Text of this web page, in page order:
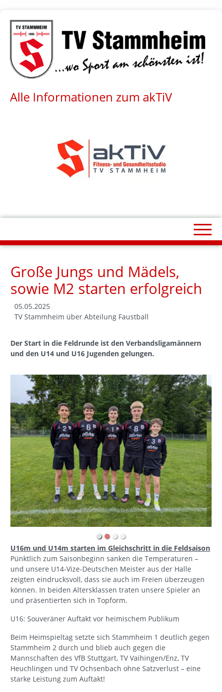
Alle Informationen zum akTiV
Große Jungs und Mädels,
sowie M2 starten erfolgreich
05.05.2025
TV Stammheim über Abteilung Faustball
Der Start in die Feldrunde ist den Verbandsligamännern
und den U14 und U16 Jugenden gelungen.
U16m und U14m starten im Gleichschritt in die Feldsaison
Pünktlich zum Saisonbeginn sanken die Temperaturen –
und unsere U14-Vize-Deutschen Meister aus der Halle
zeigten eindrucksvoll, dass sie auch im Freien überzeugen
können. In beiden Altersklassen traten unsere Spieler an
und präsentierten sich in Topform.
U16: Souveräner Auftakt vor heimischem Publikum
Beim Heimspieltag setzte sich Stammheim 1 deutlich gegen
Stammheim 2 durch und blieb auch gegen die
Mannschaften des VfB Stuttgart, TV Vaihingen/Enz, TV
Heuchlingen und TV Ochsenbach ohne Satzverlust – eine
starke Leistung zum Auftakt!